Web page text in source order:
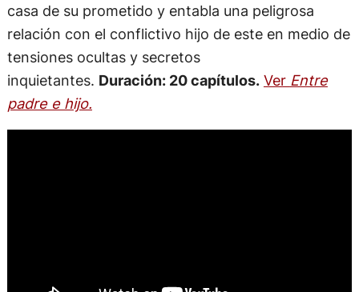
casa de su prometido y entabla una peligrosa
relación con el conflictivo hijo de este en medio de
tensiones ocultas y secretos
inquietantes. Duración: 20 capítulos. Ver Entre
padre e hijo.